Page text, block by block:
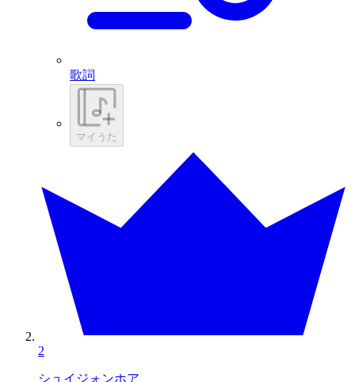
歌詞
マイうた
2
シュイジォンホア